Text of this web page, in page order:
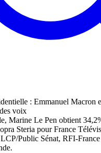
Marine Le Pen obtient
Steria pour France
Public Sénat, RFI-